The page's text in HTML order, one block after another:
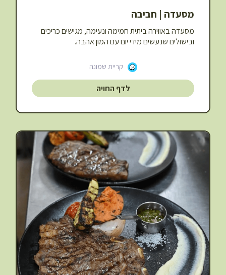
מסעדה | חביבה
מסעדה באווירה ביתית חמימה ונעימה, מגישים כריכים
ובישולים שנעשים מידי יום עם המון אהבה.
קריית שמונה
לדף החויה